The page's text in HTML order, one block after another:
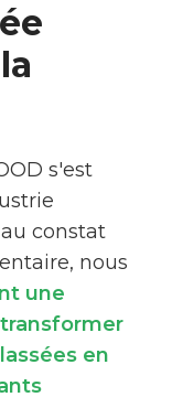
s'est
constat
nous
une
en